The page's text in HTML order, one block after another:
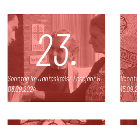
23.
Sonntag im Jahreskreis/ Lesejahr B -
08.09.2024